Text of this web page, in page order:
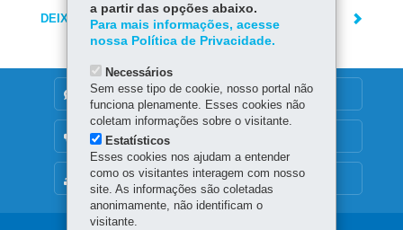
DEIXE SUA OPINIÃO
MAPA DO SITE
DENUNCIE CORRUPÇÃO
OUVIDORIA
a partir das opções abaixo.
Para mais informações, acesse
nossa Política de Privacidade.
Necessários
Sem esse tipo de cookie, nosso portal não
funciona plenamente. Esses cookies não
coletam informações sobre o visitante.
Estatísticos
Esses cookies nos ajudam a entender
como os visitantes interagem com nosso
site. As informações são coletadas
anonimamente, não identificam o
visitante.